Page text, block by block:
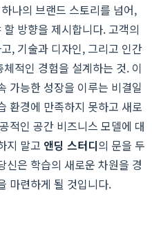
나의 브랜드 스토리를 넘어,
방향을 제시합니다. 고객의
, 기술과 디자인, 그리고 인간
적인 경험을 설계하는 것. 이
가능한 성장을 이루는 비결일
환경에 만족하지 못하고 새로
적인 공간 비즈니스 모델에 대
지 말고 앤딩 스터디의 문을 두
신은 학습의 새로운 차원을 경
마련하게 될 것입니다.